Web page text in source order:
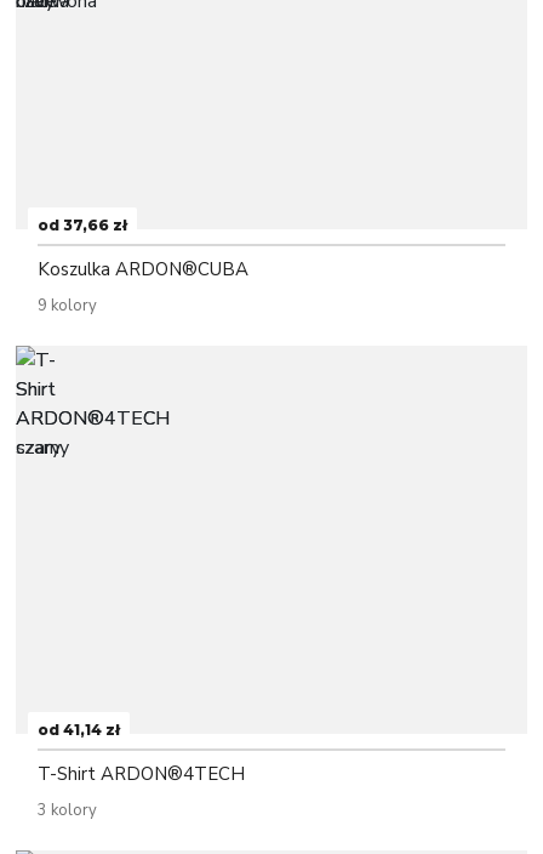
od 37,66 zł
Koszulka ARDON®CUBA
9 kolory
od 41,14 zł
T-Shirt ARDON®4TECH
3 kolory